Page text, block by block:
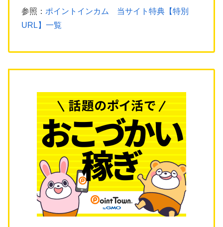
参照： ポイントインカム 当サイト特典【特別
URL】一覧